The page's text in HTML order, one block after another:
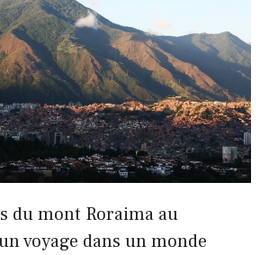
du mont Roraima au
voyage dans un monde